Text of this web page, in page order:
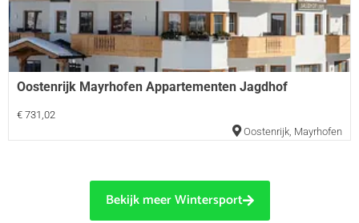
Oostenrijk Mayrhofen Appartementen Jagdhof
€ 731,02
Oostenrijk Mayrhofen
Bekijk meer Wintersport